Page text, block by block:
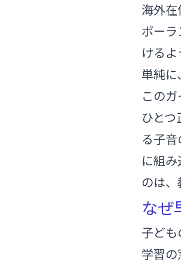
海外
ポー
ける
単純
この
ひと
る子音
に組
のは、
なぜ
子ど
学習